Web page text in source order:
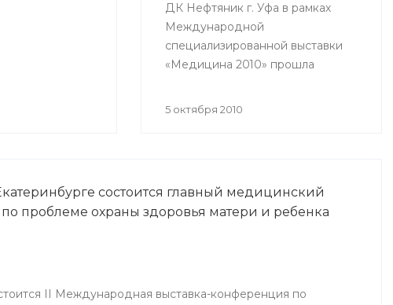
ДК Нефтяник г. Уфа в рамках
Международной
специализированной выставки
«Медицина 2010» прошла
практическая конференция
5 октября 2010
состоится главный медицинский
по проблеме охраны здоровья матери и ребенка
II Международная выставка-конференция по